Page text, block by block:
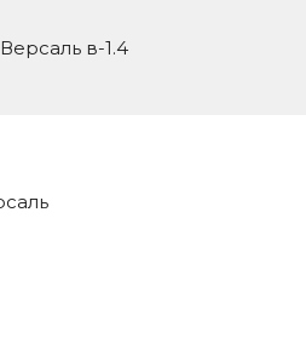
Версаль в-1.4